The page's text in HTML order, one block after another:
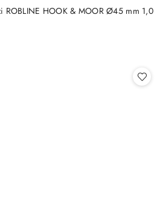
ROBLINE HOOK & MOOR Ø45 mm 1,0